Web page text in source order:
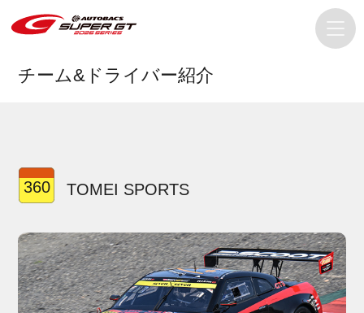
チーム&ドライバー紹介
360 TOMEI SPORTS